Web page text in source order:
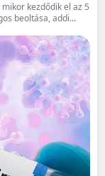
kezdődik el az 5
beoltása, addi...